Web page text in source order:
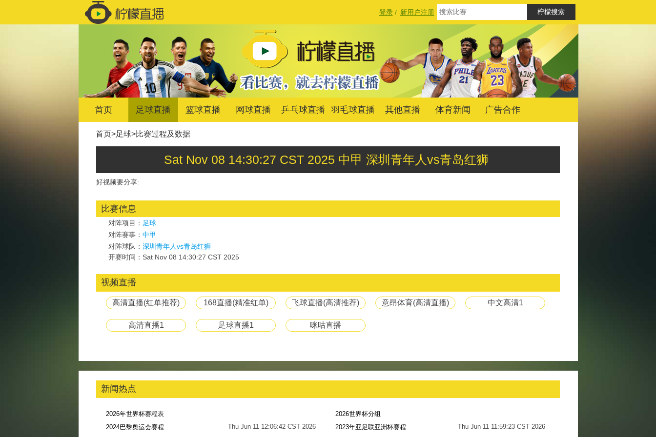
登录/ 新用户注册
首页 足球直播 篮球直播 网球直播 乒乓球直播 羽毛球直播 其他直播 体育新闻 广告合作
首页>足球>比赛过程及数据
Sat Nov 08 14:30:27 CST 2025 中甲 深圳青年人vs青岛红狮
好视频要分享:
比赛信息
对阵项目： 足球
对阵赛事： 中甲
对阵球队： 深圳青年人vs青岛红狮
开赛时间：Sat Nov 08 14:30:27 CST 2025
视频直播
高清直播(红单推荐) 168直播(精准红单) 飞球直播(高清推荐) 意昂体育(高清直播) 中文高清1
高清直播1 足球直播1 咪咕直播
新闻热点
2026年世界杯赛程表
Thu Jun 11 12:06:42 CST 2026
2026世界杯分组
Thu Jun 11 11:59:23 CST 2026
2024巴黎奥运会赛程
2023年亚足联亚洲杯赛程